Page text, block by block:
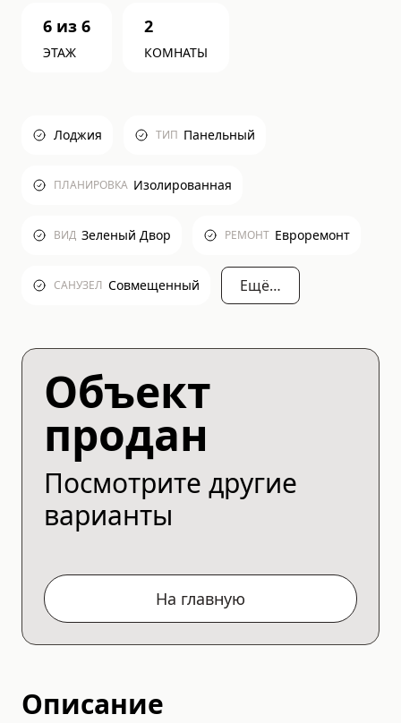
6 из 6
ЭТАЖ
2
КОМНАТЫ
Лоджия ТИП Панельный
ПЛАНИРОВКА Изолированная
ВИД Зеленый Двор РЕМОНТ Евроремонт
САНУЗЕЛ Совмещенный Ещё…
Объект
продан
Посмотрите другие
варианты
На главную
Описание